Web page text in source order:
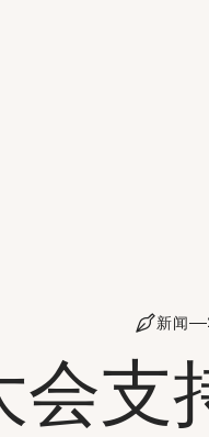
新闻
会支